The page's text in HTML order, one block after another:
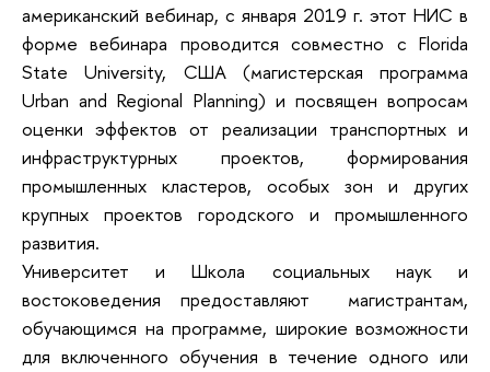
американский вебинар, с января 2019 г. этот НИС в
форме вебинара проводится совместно с Florida
State University, США (магистерская программа
Urban and Regional Planning) и посвящен вопросам
оценки эффектов от реализации транспортных и
инфраструктурных проектов, формирования
промышленных кластеров, особых зон и других
крупных проектов городского и промышленного
развития.
Университет и Школа социальных наук и
востоковедения предоставляют магистрантам,
обучающимся на программе, широкие возможности
для включенного обучения в течение одного или